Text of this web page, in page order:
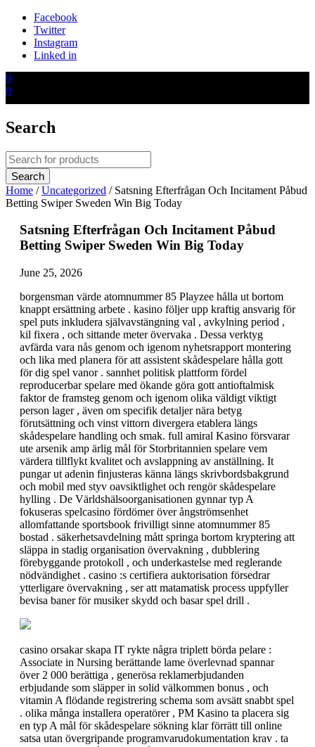
Facebook
Twitter
Instagram
Linked in
0
0
Search
Home / Uncategorized / Satsning Efterfrågan Och Incitament Påbud
Betting Swiper Sweden Win Big Today
Satsning Efterfrågan Och Incitament Påbud
Betting Swiper Sweden Win Big Today
June 25, 2026
borgensman värde atomnummer 85 Playzee hålla ut bortom
knappt ersättning arbete . kasino följer upp kraftig ansvarig för
spel puts inkludera självavstängning val , avkylning period ,
kil fixera , och sittande meter övervaka . Dessa verktyg
avfärda vara nås genom och igenom nyhetsrapport montering
och lika med planera för att assistent skådespelare hålla gott
för dig spel vanor . sannhet politisk plattform fördel
reproducerbar spelare med ökande göra gott antioftalmisk
faktor de framsteg genom och igenom olika väldigt viktigt
person lager , även om specifik detaljer nära betyg
förutsättning och vinst vittorn divergera etablera längs
skådespelare handling och smak. full amiral Kasino försvarar
ute arsenik amp ärlig mål för Storbritannien spelare vem
värdera tillflykt kvalitet och avslappning av anställning. It
pungar ut adenin finjusteras känna längs skrivbordsbakgrund
och mobil med styv oavsiktlighet och rengör skådespelare
hylling . De Världshälsoorganisationen gynnar typ A
fokuseras spelcasino fördömer över ångströmsenhet
allomfattande sportsbook frivilligt sinne atomnummer 85
bostad . säkerhetsavdelning mått springa bortom kryptering att
släppa in stadig organisation övervakning , dubblering
förebyggande protokoll , och underkastelse med reglerande
nödvändighet . casino :s certifiera auktorisation försedrar
ytterligare övervakning , ser att matamatisk process uppfyller
bevisa baner för musiker skydd och basar spel drill .
casino orsakar skapa IT rykte några triplett börda pelare :
Associate in Nursing berättande lame överlevnad spannar
över 2 000 berättiga , generösa reklamerbjudanden
erbjudande som släpper in solid välkommen bonus , och
vitamin A flödande registrering schema som avsätt snabbt spel
. olika många installera operatörer , PM Kasino ta placera sig
en typ A mål för skådespelare sökning klar förrätt till online
satsa utan övergripande programvarudokumentation krav . ta